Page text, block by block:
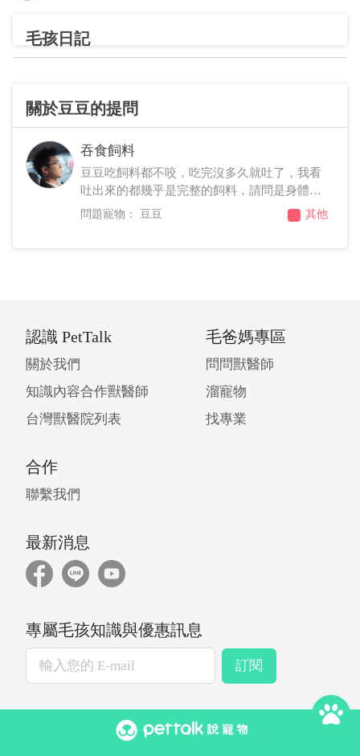
毛孩日記
關於豆豆的提問
吞食飼料
豆豆吃飼料都不咬，吃完沒多久就吐了，我看
吐出來的都幾乎是完整的飼料，請問是身體的
問題嗎？還是如何預防，這個月已經吐兩次
了，餵食的頻率差不多兩三小時一次，每次約
豆豆 其他
認識 PetTalk
關於我們
知識內容合作獸醫師
台灣獸醫院列表
毛爸媽專區
問問獸醫師
溜寵物
找專業
合作
聯繫我們
最新消息
專屬毛孩知識與優惠訊息
訂閱